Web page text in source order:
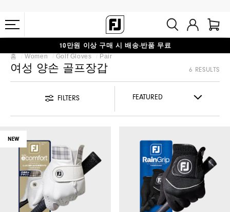
#1 SHOE IN GOLF #1 GLOVE IN GOLF
10만원 이상 구매 시 배송·반품 무료
홈 Women Golf Gloves Pair
여성 양손 골프장갑 6 RESULTS
FILTERS
NEW